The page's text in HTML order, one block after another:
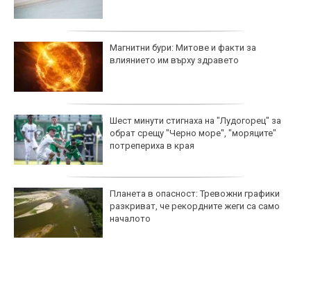
Магнитни бури: Митове и факти за
влиянието им върху здравето
Шест минути стигнаха на "Лудогорец" за
обрат срещу "Черно море", "моряците"
потрепериха в края
Планета в опасност: Тревожни графики
разкриват, че рекордните жеги са само
началото